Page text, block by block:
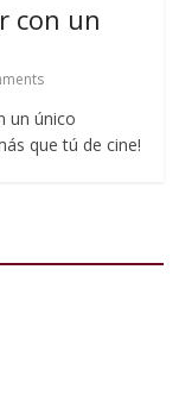
con un
un único
que tú de cine!